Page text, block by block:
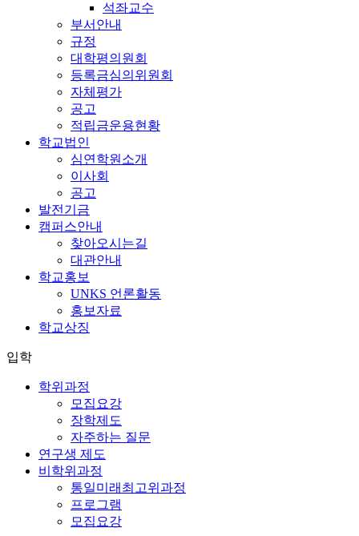
석좌교수
부서안내
규정
대학평의원회
등록금심의위원회
자체평가
공고
적립금운용현황
학교법인
심연학원소개
이사회
공고
발전기금
캠퍼스안내
찾아오시는길
대관안내
학교홍보
UNKS 언론활동
홍보자료
학교상징
입학
학위과정
모집요강
장학제도
자주하는 질문
연구생 제도
비학위과정
통일미래최고위과정
프로그램
모집요강